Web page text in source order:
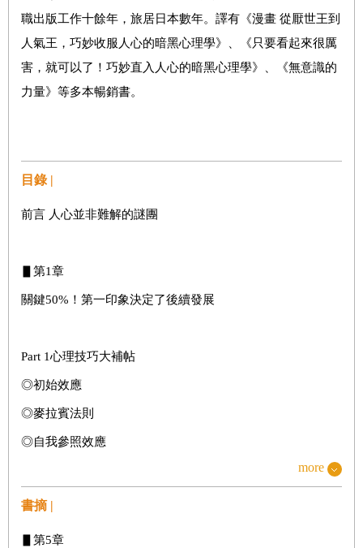
職出版工作十餘年，旅居日本數年。譯有《漫畫 從厭世王到
人氣王，巧妙收服人心的暗黑心理學》、《只要看起來很厲
害，就可以了！巧妙直入人心的暗黑心理學》、《無意識的
力量》等多本暢銷書。
目錄 |
前言 人心並非難解的謎團
▋第1章
關鍵50%！第一印象決定了後續發展
Part 1心理技巧大補帖
◎初始效應
◎麥拉賓法則
◎自我參照效應
Skill 1人氣王的心理戰略
more
書摘 |
▋第5章